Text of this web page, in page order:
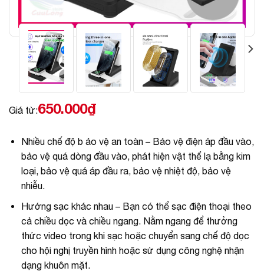
Giá từ:650.000₫
Nhiều chế độ b ảo vệ an toàn – Bảo vệ điện áp đầu vào,
bảo vệ quá dòng đầu vào, phát hiện vật thể lạ bằng kim
loại, bảo vệ quá áp đầu ra, bảo vệ nhiệt độ, bảo vệ
nhiễu.
Hướng sạc khác nhau – Bạn có thể sạc điện thoại theo
cả chiều dọc và chiều ngang. Nằm ngang để thưởng
thức video trong khi sạc hoặc chuyển sang chế độ dọc
cho hội nghị truyền hình hoặc sử dụng công nghệ nhận
dạng khuôn mặt.